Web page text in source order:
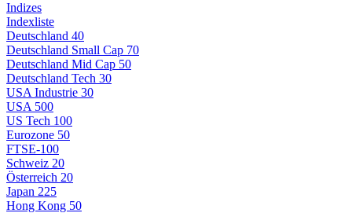
Indizes
Indexliste
Deutschland 40
Deutschland Small Cap 70
Deutschland Mid Cap 50
Deutschland Tech 30
USA Industrie 30
USA 500
US Tech 100
Eurozone 50
FTSE-100
Schweiz 20
Österreich 20
Japan 225
Hong Kong 50